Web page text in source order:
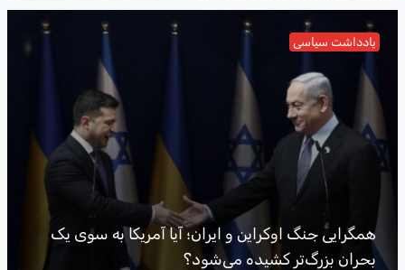
همگرایی جنگ اوکراین و ایران؛ آیا آمریکا به سوی یک
بحران بزرگ‌تر کشیده می‌شود؟
یادداشت سیاسی